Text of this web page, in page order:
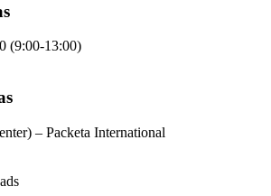
(9:00-13:00)
– Packeta International